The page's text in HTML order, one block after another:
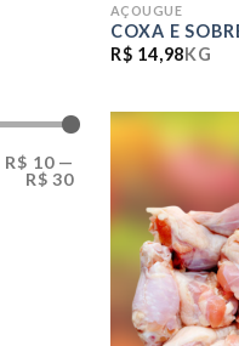
R$ 10—
R$ 30
AÇOUGUE
COXA E
R$ 14,98KG